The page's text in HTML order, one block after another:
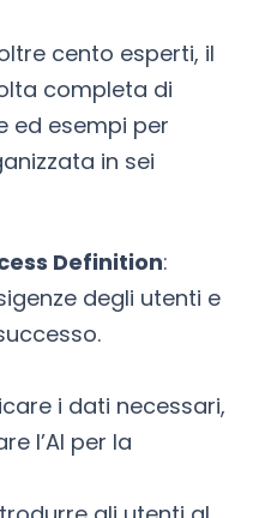
cento esperti, il
completa di
ed esempi per
in sei
Definition:
degli utenti e
i dati necessari,
l’AI per la